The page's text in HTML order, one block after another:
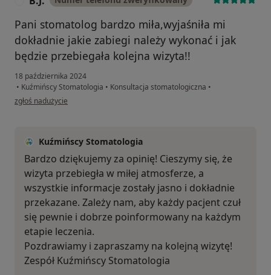
Pani stomatolog bardzo miła,wyjaśniła mi
dokładnie jakie zabiegi należy wykonać i jak
będzie przebiegała kolejna wizyta!!
18 października 2024
• Kuźmińscy Stomatologia • Konsultacja stomatologiczna •
w opinii użytkownika B.J.
zgłoś nadużycie
Kuźmińscy Stomatologia
Bardzo dziękujemy za opinię! Cieszymy się, że
wizyta przebiegła w miłej atmosferze, a
wszystkie informacje zostały jasno i dokładnie
przekazane. Zależy nam, aby każdy pacjent czuł
się pewnie i dobrze poinformowany na każdym
etapie leczenia.
Pozdrawiamy i zapraszamy na kolejną wizytę!
Zespół Kuźmińscy Stomatologia